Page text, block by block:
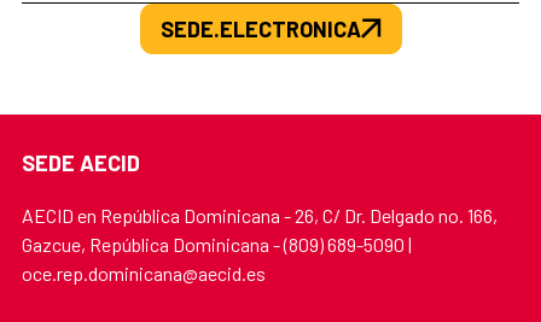
SEDE.ELECTRONICA
SEDE AECID
AECID en República Dominicana - 26, C/ Dr. Delgado no. 166,
Gazcue, República Dominicana - (809) 689-5090 |
oce.rep.dominicana@aecid.es